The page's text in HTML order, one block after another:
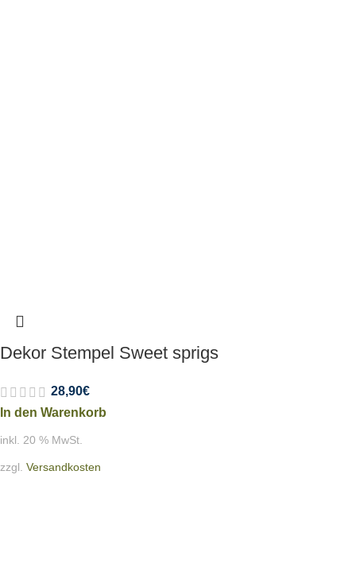
Dekor Stempel Sweet sprigs
28,90€
In den Warenkorb
inkl. 20 % MwSt.
zzgl. Versandkosten